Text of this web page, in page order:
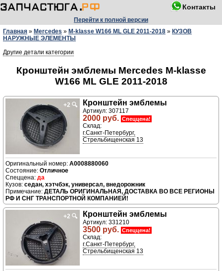
Контакты
Перейти к полной версии
Главная » Mercedes » M-klasse W166 ML GLE 2011-2018 » КУЗОВ
НАРУЖНЫЕ ЭЛЕМЕНТЫ
Другие детали категории
Кронштейн эмблемы Mercedes M-klasse
W166 ML GLE 2011-2018
+2 🔍 Кронштейн эмблемы
Артикул: 307117
2000 руб. Спеццена!
Склад:
г.Санкт-Петербург,
Стрельбищенская 13
A0008880060
Отличное
да
седан, хэтчбэк, универсал, внедорожник
ДЕТАЛЬ ОРИГИНАЛЬНАЯ, ДОСТАВКА ВО ВСЕ РЕГИОНЫ
РФ И СНГ ТРАНСПОРТНОЙ КОМПАНИЕЙ!
+2 🔍 Кронштейн эмблемы
Артикул: 331210
3500 руб. Спеццена!
Склад:
г.Санкт-Петербург,
Стрельбищенская 13